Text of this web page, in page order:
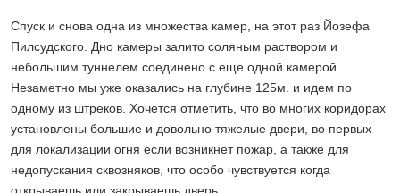
Спуск и снова одна из множества камер, на этот раз Йозефа
Пилсудского. Дно камеры залито соляным раствором и
небольшим туннелем соединено с еще одной камерой.
Незаметно мы уже оказались на глубине 125м. и идем по
одному из штреков. Хочется отметить, что во многих коридорах
установлены большие и довольно тяжелые двери, во первых
для локализации огня если возникнет пожар, а также для
недопускания сквозняков, что особо чувствуется когда
открываешь или закрываешь дверь.